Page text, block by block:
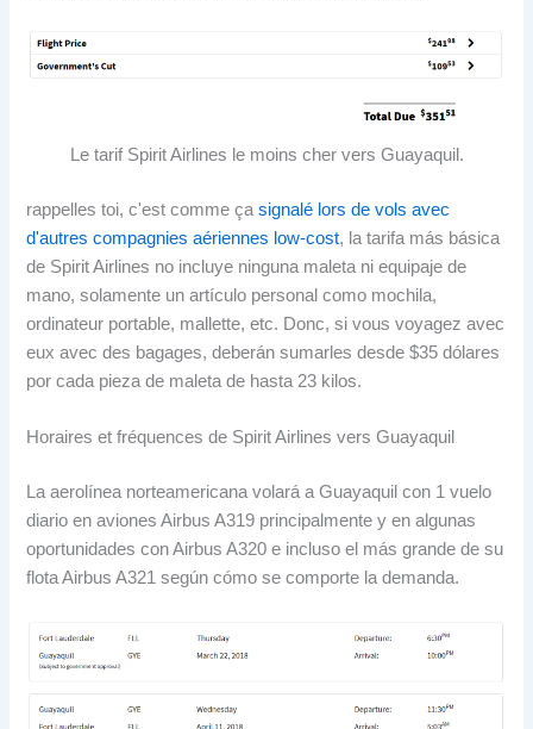
Le tarif Spirit Airlines le moins cher vers Guayaquil.
rappelles toi, c'est comme çasignalé lors de vols avec
d'autres compagnies aériennes low-cost, la tarifa más básica
de Spirit Airlines no incluye ninguna maleta ni equipaje de
mano,solamente un artículo personal como mochila,
ordinateur portable, mallette, etc. Donc, si vous voyagez avec
eux avec des bagages,deberán sumarles desde $35dólares
por cada pieza de maleta de hasta 23 kilos.
Horaires et fréquences de Spirit Airlines vers Guayaquil
La aerolínea norteamericana volará a Guayaquil con 1vuelo
diario en aviones Airbus A319 principalmente y en algunas
oportunidades con Airbus A320 e incluso el más grande de su
flota Airbus A321 según cómo se comporte la demanda.